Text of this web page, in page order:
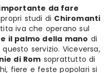
da fare
studi di Chiromanti
iva che operano sul
il palmo della mano di
servizio. Viceversa,
di Rom soprattutto di
fiere e feste popolari si